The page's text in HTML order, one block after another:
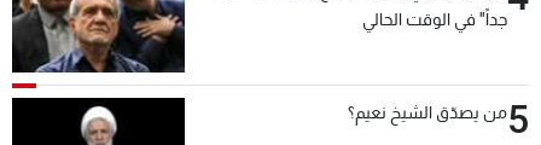
جداً" في الوقت الحالي
5من يصدّق الشيخ نعيم؟